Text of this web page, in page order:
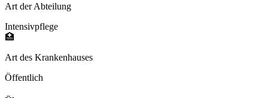
Art der Abteilung
Intensivpflege
🏥
Art des Krankenhauses
Öffentlich